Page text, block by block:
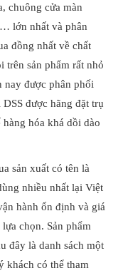
chuông cửa màn
lớn nhất và phân
đồng nhất về chất
sản phẩm rất nhỏ
nay được phân phối
được hãng đặt trụ
hóa khá dồi dào
sản xuất có tên là
nhiều nhất lại Việt
hành ổn định và giá
chọn. Sản phẩm
đây là danh sách một
khách có thể tham